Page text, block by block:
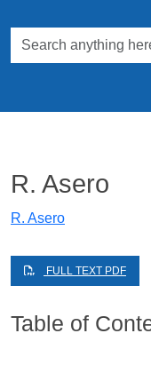
R. Asero
R. Asero
FULL TEXT PDF
Table of